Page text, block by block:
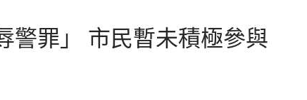
警罪」 市民暫未積極參與